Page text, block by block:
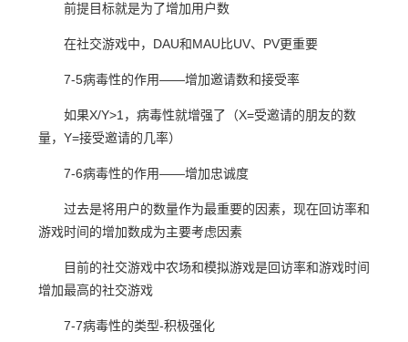
前提目标就是为了增加用户数
在社交游戏中，DAU和MAU比UV、PV更重要
7-5病毒性的作用——增加邀请数和接受率
如果X/Y>1，病毒性就增强了（X=受邀请的朋友的数
量，Y=接受邀请的几率）
7-6病毒性的作用——增加忠诚度
过去是将用户的数量作为最重要的因素，现在回访率和
游戏时间的增加数成为主要考虑因素
目前的社交游戏中农场和模拟游戏是回访率和游戏时间
增加最高的社交游戏
7-7病毒性的类型-积极强化